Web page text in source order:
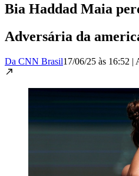
Bia Haddad Maia
Adversária da
Da CNN Brasil17/06/25 às 16:52 |